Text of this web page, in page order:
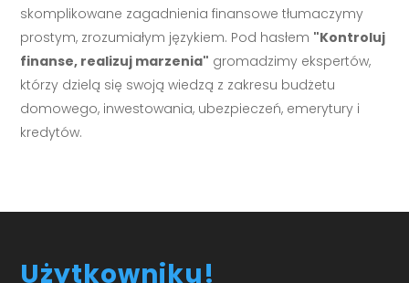
skomplikowane zagadnienia finansowe tłumaczymy
prostym, zrozumiałym językiem. Pod hasłem "Kontroluj
finanse, realizuj marzenia" gromadzimy ekspertów,
którzy dzielą się swoją wiedzą z zakresu budżetu
domowego, inwestowania, ubezpieczeń, emerytury i
kredytów.
Użytkowniku!